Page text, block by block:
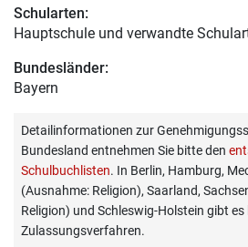
Schularten:
Hauptschule und verwandte
Bundesländer:
Bayern
Detailinformationen zur
Bundesland entnehmen Sie bitte den
Schulbuchlisten. In Berlin, Hamburg,
(Ausnahme: Religion), Saarland,
Religion) und Schleswig-Holstein gibt es
Zulassungsverfahren.